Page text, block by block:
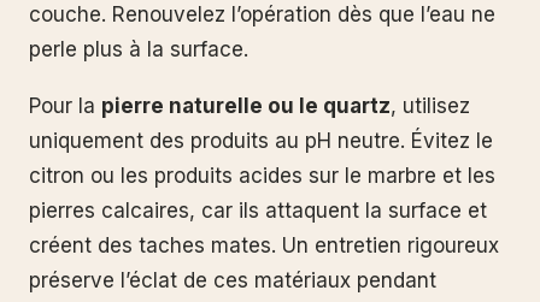
couche. Renouvelez l’opération dès que l’eau ne
perle plus à la surface.
Pour la pierre naturelle ou le quartz, utilisez
uniquement des produits au pH neutre. Évitez le
citron ou les produits acides sur le marbre et les
pierres calcaires, car ils attaquent la surface et
créent des taches mates. Un entretien rigoureux
préserve l’éclat de ces matériaux pendant